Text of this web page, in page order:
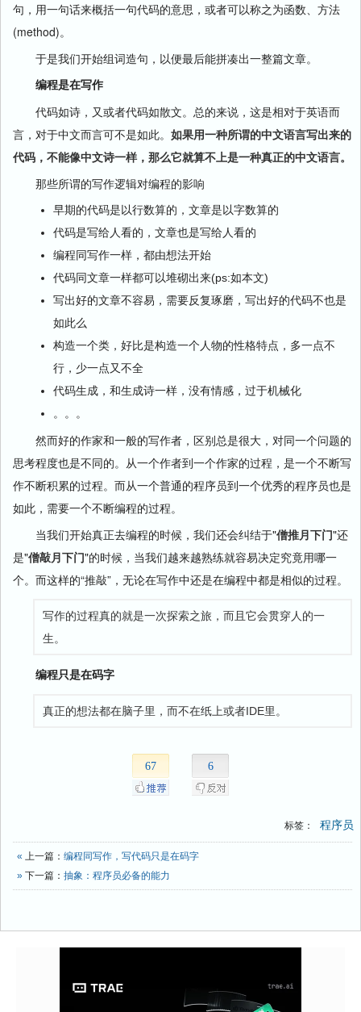
句，用一句话来概括一句代码的意思，或者可以称之为函数、方法
(method)。
于是我们开始组词造句，以便最后能拼凑出一整篇文章。
编程是在写作
代码如诗，又或者代码如散文。总的来说，这是相对于英语而
言，对于中文而言可不是如此。 如果用一种所谓的中文语言写出来的
代码，不能像中文诗一样，那么它就算不上是一种真正的中文语言。
那些所谓的写作逻辑对编程的影响
早期的代码是以行数算的，文章是以字数算的
代码是写给人看的，文章也是写给人看的
编程同写作一样，都由想法开始
代码同文章一样都可以堆砌出来(ps:如本文)
写出好的文章不容易，需要反复琢磨，写出好的代码不也是
如此么
构造一个类，好比是构造一个人物的性格特点，多一点不
行，少一点又不全
代码生成，和生成诗一样，没有情感，过于机械化
。。。
然而好的作家和一般的写作者，区别总是很大，对同一个问题的
思考程度也是不同的。从一个作者到一个作家的过程，是一个不断写
作不断积累的过程。而从一个普通的程序员到一个优秀的程序员也是
如此，需要一个不断编程的过程。
当我们开始真正去编程的时候，我们还会纠结于"僧推月下门"还
是"僧敲月下门"的时候，当我们越来越熟练就容易决定究竟用哪一
个。而这样的“推敲”，无论在写作中还是在编程中都是相似的过程。
写作的过程真的就是一次探索之旅，而且它会贯穿人的一
生。
编程只是在码字
真正的想法都在脑子里，而不在纸上或者IDE里。
67 6
标签： 程序员
« 上一篇： 编程同写作，写代码只是在码字
» 下一篇： 抽象：程序员必备的能力